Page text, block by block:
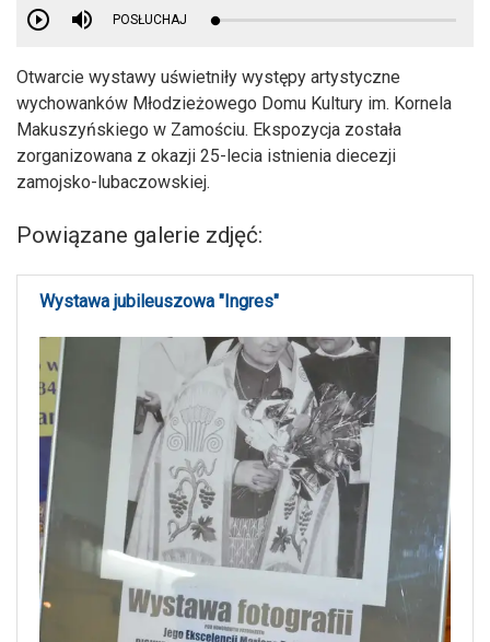
POSŁUCHAJ
Otwarcie wystawy uświetniły występy artystyczne
wychowanków Młodzieżowego Domu Kultury im. Kornela
Makuszyńskiego w Zamościu. Ekspozycja została
zorganizowana z okazji 25-lecia istnienia diecezji
zamojsko-lubaczowskiej.
Powiązane galerie zdjęć:
Wystawa jubileuszowa "Ingres"